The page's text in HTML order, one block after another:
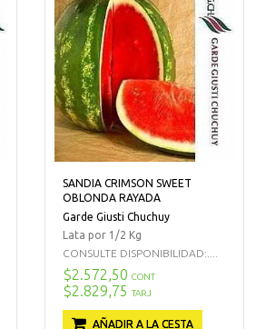
SANDIA CRIMSON SWEET
OBLONDA RAYADA
Garde Giusti Chuchuy
Lata por 1/2 Kg
CONSULTE DISPONIBILIDAD:....
$2.572,50 CONT
$2.829,75 TARJ
AÑADIR A LA CESTA